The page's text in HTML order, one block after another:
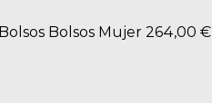
Bolsos Mujer 264,00 €